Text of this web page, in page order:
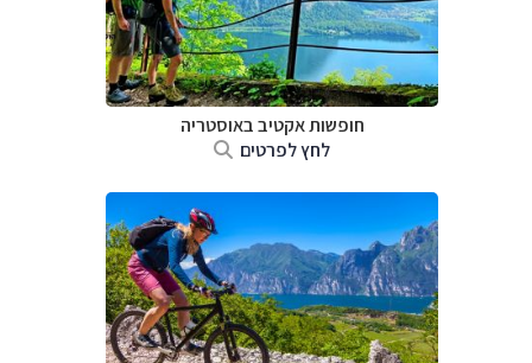
חופשות אקטיב באוסטריה
לחץ לפרטים